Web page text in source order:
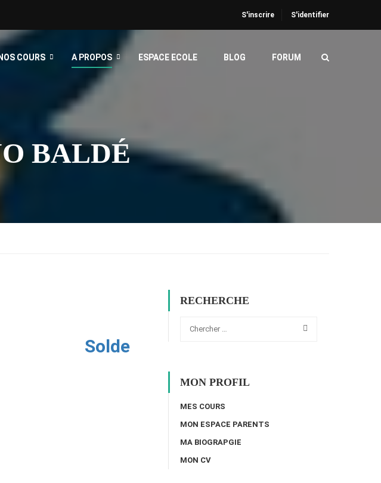
S'inscrire S'identifier
NOS COURS A PROPOS ESPACE ECOLE BLOG FORUM
BALDÉ
Solde
RECHERCHE
MON PROFIL
MES COURS
MON ESPACE PARENTS
MA BIOGRAPGIE
MON CV